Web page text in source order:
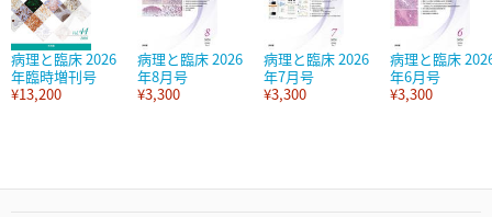
病理と臨床 2026
年臨時増刊号
¥13,200
病理と臨床 2026
年8月号
¥3,300
病理と臨床 2026
年7月号
¥3,300
病理と臨床
年6月号
¥3,300